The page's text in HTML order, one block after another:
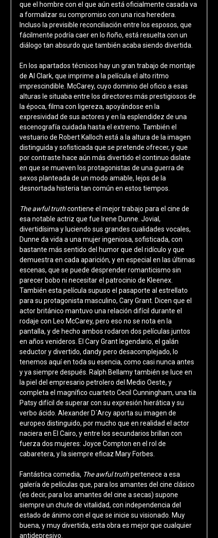
que el hombre con el que aún está oficialmente casada va
a formalizar su compromiso con una rica heredera.
Incluso la previsible reconciliación entre los esposos, que
fácilmente podría caer en lo ñoño, está resuelta con un
diálogo tan absurdo que también acaba siendo divertida.
En los apartados técnicos hay un gran trabajo de montaje
de Al Clark, que imprime a la película el alto ritmo
imprescindible. McCarey, cuyo dominio del oficio a esas
alturas le situaba entre los directores más prestigiosos de
la época, filma con ligereza, apoyándose en la
expresividad de sus actores y en la esplendidez de una
escenografía cuidada hasta el extremo. También el
vestuario de Robert Kalloch está a la altura de la imagen
distinguida y sofisticada que se pretende ofrecer, y que
por contraste hace aún más divertido el continuo dislate
en que se mueven los protagonistas de una guerra de
sexos planteada de un modo amable, lejos de la
desnortada histeria tan común en estos tiempos.
The awful truthcontiene el mejor trabajo para el cine de
esa notable actriz que fue Irene Dunne. Jovial,
divertidísima y luciendo sus grandes cualidades vocales,
Dunne da vida a una mujer ingeniosa, sofisticada, con
bastante más sentido del humor que del ridículo y que
demuestra en cada aparición, y en especial en las últimas
escenas, que se puede desprender romanticismo sin
parecer bobo ni necesitar el patrocinio de Kleenex.
También esta película supuso el pasaporte al estrellato
para su protagonista masculino, Cary Grant. Dicen que el
actor británico mantuvo una relación difícil durante el
rodaje con Leo McCarey, pero eso no se nota en la
pantalla, y de hecho ambos rodaron dos películas juntos
en años venideros. El Cary Grant legendario, el galán
seductor y divertido, dandy pero desacomplejado, lo
tenemos aquí en toda su esencia, como casi nunca antes
y ya siempre después. Ralph Bellamy también se luce en
la piel del empresario petrolero del Medio Oeste, y
completa el magnífico cuarteto Cecil Cunningham, una tía
Patsy difícil de superar con su expresión hierática y su
verbo ácido. Alexander D´Arcy aporta su imagen de
europeo distinguido, por mucho que en realidad el actor
naciera en El Cairo, y entre los secundarios brillan con
fuerza dos mujeres: Joyce Compton en el rol de
cabaretera, y la siempre eficaz Mary Forbes.
Fantástica comedia, The awful truthpertenece a esa
galería de películas que, para los amantes del cine clásico
(es decir, para los amantes del cine a secas) supone
siempre un chute de vitalidad, con independencia del
estado de ánimo con el que se inicie su visionado. Muy
buena, y muy divertida, esta obra es mejor que cualquier
antidepresivo.